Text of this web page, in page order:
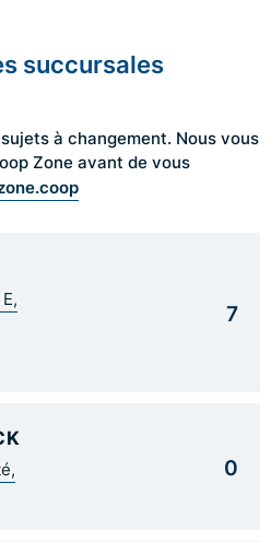
succursales
à changement. Nous vous
Zone avant de vous
7
0